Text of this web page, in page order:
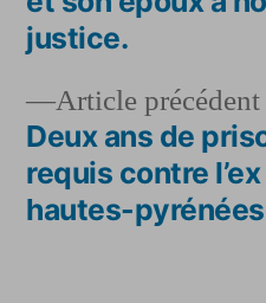
de
l’article
Article précédent
Deux ans de
requis contre
hautes-pyrénées
justice.